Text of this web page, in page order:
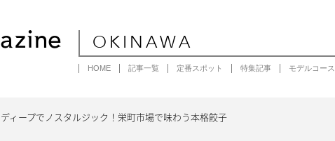
OKINAWA
HOME 記事一覧 定番スポット 特集記事 モデルコース
ディープでノスタルジック！栄町市場で味わう本格餃子